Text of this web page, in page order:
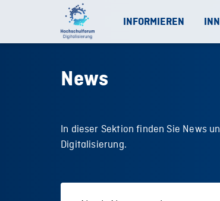
INFORMIEREN
News
In dieser Sektion finden Sie News
Digitalisierung.